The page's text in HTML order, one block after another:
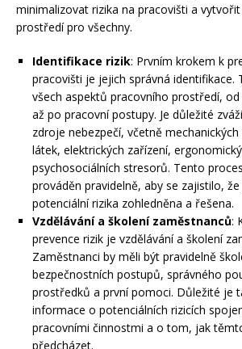
minimalizovat rizika na pracovišti a
prostředí pro všechny.
Identifikace rizik: Prvním krokem k
pracovišti je jejich správná identifikace.
všech aspektů pracovního prostředí,
až po pracovní postupy. Je důležité
zdroje nebezpečí, včetně
látek, elektrických zařízení,
psychosociálních stresorů. Tento
prováděn pravidelně, aby se zajistilo,
potenciální rizika zohledněna a řešena.
Vzdělávání a školení zaměstnanců:
prevence rizik je vzdělávání a školení
Zaměstnanci by měli být pravidelně
bezpečnostních postupů, správného
prostředků a první pomoci. Důležité je
informace o potenciálních rizicích
pracovními činnostmi a o tom, jak
předcházet.